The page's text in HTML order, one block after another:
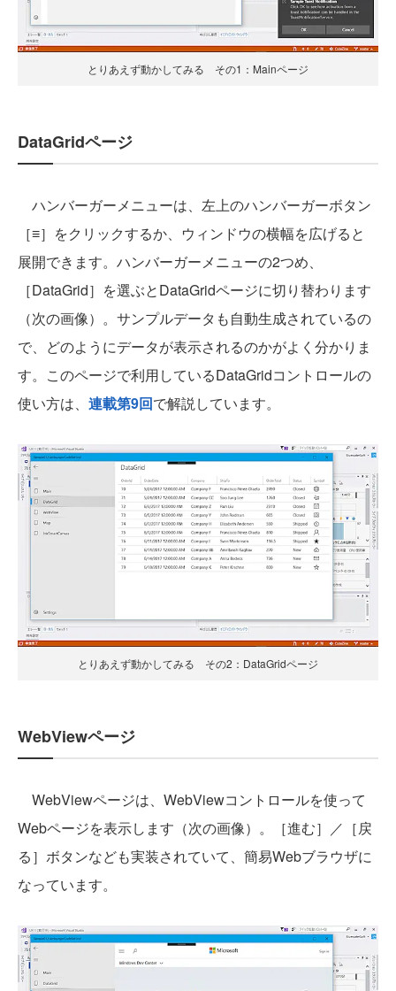
とりあえず動かしてみる その1：Mainページ
DataGridページ
ハンバーガーメニューは、左上のハンバーガーボタン
［≡］をクリックするか、ウィンドウの横幅を広げると
展開できます。ハンバーガーメニューの2つめ、
［DataGrid］を選ぶとDataGridページに切り替わります
（次の画像）。サンプルデータも自動生成されているの
で、どのようにデータが表示されるのかがよく分かりま
す。このページで利用しているDataGridコントロールの
使い方は、 連載第9回で解説しています。
とりあえず動かしてみる その2：DataGridページ
WebViewページ
WebViewページは、WebViewコントロールを使って
Webページを表示します（次の画像）。［進む］／［戻
る］ボタンなども実装されていて、簡易Webブラウザに
なっています。